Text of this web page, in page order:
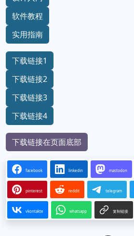
软件教程
实用指南
下载链接1
下载链接2
下载链接3
下载链接4
下载链接在页面底部
facebook linkedin mastodon
pinterest reddit telegram
vkontakte whatsapp 复制链接